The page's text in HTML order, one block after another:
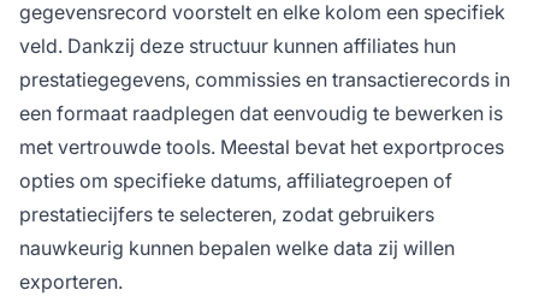
gegevensrecord voorstelt en elke kolom een specifiek
veld. Dankzij deze structuur kunnen affiliates hun
prestatiegegevens, commissies en transactierecords in
een formaat raadplegen dat eenvoudig te bewerken is
met vertrouwde tools. Meestal bevat het exportproces
opties om specifieke datums, affiliategroepen of
prestatiecijfers te selecteren, zodat gebruikers
nauwkeurig kunnen bepalen welke data zij willen
exporteren.